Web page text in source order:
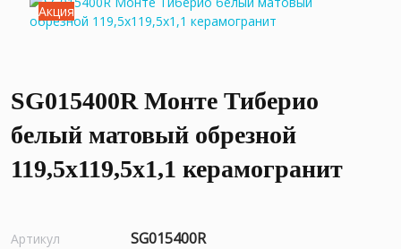
Акция
SG015400R Монте Тиберио
белый матовый обрезной
119,5x119,5x1,1 керамогранит
Артикул SG015400R